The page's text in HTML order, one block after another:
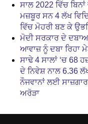
ਸਾਲ 2022 ਵਿੱਚ
ਮਜ਼ਬੂਰ ਸਨ 4 ਲੱਖ
ਵਿੱਚ ਮੋਹਰੀ ਬਣ ਕੇ
ਮੋਦੀ ਸਰਕਾਰ ਦੇ
ਆਵਾਜ਼ ਨੂੰ ਦਬਾ ਰਿਹਾ
ਸਾਢੇ 4 ਸਾਲਾਂ ‘ਚ 68
ਦੇ ਨਿਵੇਸ਼ ਨਾਲ 6.36
ਨੌਜਵਾਨਾਂ ਲਈ
ਅਰੋੜਾ